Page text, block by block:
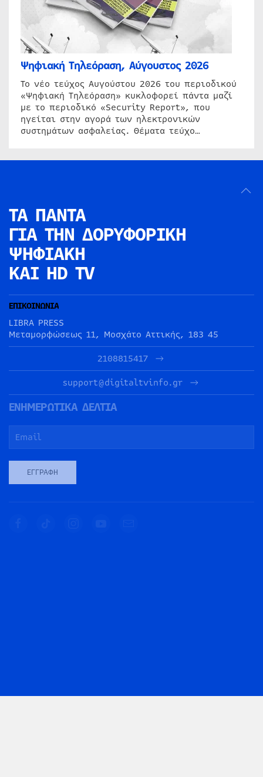
Ψηφιακή Τηλεόραση, Αύγουστος 2026
Το νέο τεύχος Αυγούστου 2026 του περιοδικού
«Ψηφιακή Τηλεόραση» κυκλοφορεί πάντα μαζί
με το περιοδικό «Security Report», που
ηγείται στην αγορά των ηλεκτρονικών
συστημάτων ασφαλείας. Θέματα τεύχο…
ΤΑ ΠΑΝΤΑ
ΓΙΑ ΤΗΝ ΔΟΡΥΦΟΡΙΚΗ
ΨΗΦΙΑΚΗ
ΚΑΙ HD TV
ΕΠΙΚΟΙΝΩΝΙΑ
LIBRA PRESS
Μεταμορφώσεως 11, Μοσχάτο Αττικής, 183 45
2108815417
support@digitaltvinfo.gr
ΕΝΗΜΕΡΩΤΙΚΑ ΔΕΛΤΙΑ
ΕΓΓΡΑΦΉ